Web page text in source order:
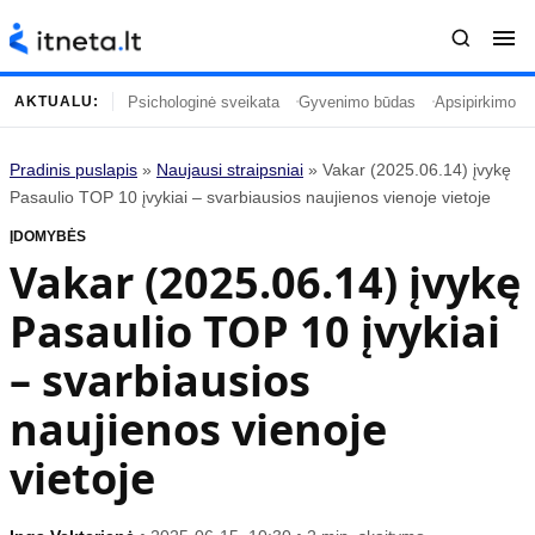
Turinys
Naujausi straipsniai
Gyvenimas
Mada
Mokslas
Namai ir interjeras
Temos
Kulinarija
Technologijos
Gyvenimo būdas
Vasaros mada
Tėvai ir vaikai
Populiaru
AKTUALU: Psichologinė sveikata Gyvenimo būdas Apsipirkimo
Pradinis puslapis » Naujausi straipsniai » Vakar (2025.06.14) įvykę
Pasaulio TOP 10 įvykiai – svarbiausios naujienos vienoje vietoje
ĮDOMYBĖS
Vakar (2025.06.14) įvykę
Pasaulio TOP 10 įvykiai
– svarbiausios
naujienos vienoje
vietoje